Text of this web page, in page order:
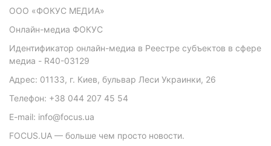
ООО «ФОКУС МЕДИА»
Онлайн-медиа ФОКУС
Идентификатор онлайн-медиа в Реестре субъектов в сфере
медиа - R40-03129
Адрес: 01133, г. Киев, бульвар Леси Украинки, 26
Телефон: +38 044 207 45 54
E-mail: info@focus.ua
FOCUS.UA — больше чем просто новости.